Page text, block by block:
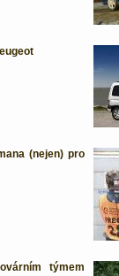
(nejen) pro
týmem